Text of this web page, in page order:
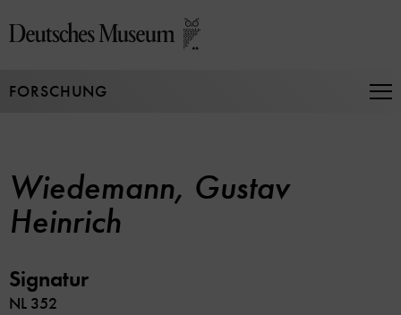
zum
FORSCHUNG
Wiedemann, Gustav
Heinrich
Signatur
NL 352